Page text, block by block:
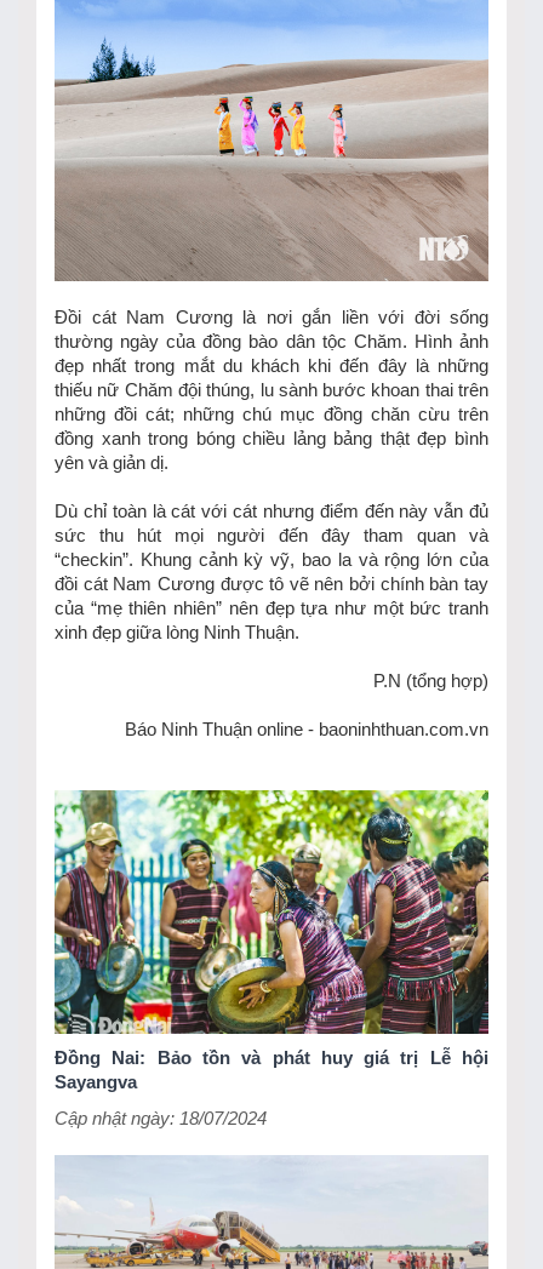
Đồi cát Nam Cương là nơi gắn liền với đời sống
thường ngày của đồng bào dân tộc Chăm. Hình ảnh
đẹp nhất trong mắt du khách khi đến đây là những
thiếu nữ Chăm đội thúng, lu sành bước khoan thai trên
những đồi cát; những chú mục đồng chăn cừu trên
đồng xanh trong bóng chiều lảng bảng thật đẹp bình
yên và giản dị.
Dù chỉ toàn là cát với cát nhưng điểm đến này vẫn đủ
sức thu hút mọi người đến đây tham quan và
“checkin”. Khung cảnh kỳ vỹ, bao la và rộng lớn của
đồi cát Nam Cương được tô vẽ nên bởi chính bàn tay
của “mẹ thiên nhiên” nên đẹp tựa như một bức tranh
xinh đẹp giữa lòng Ninh Thuận.
P.N (tổng hợp)
Báo Ninh Thuận online - baoninhthuan.com.vn
TIN KHÁC
Đồng Nai: Bảo tồn và phát huy giá trị Lễ hội
Sayangva
Cập nhật ngày: 18/07/2024